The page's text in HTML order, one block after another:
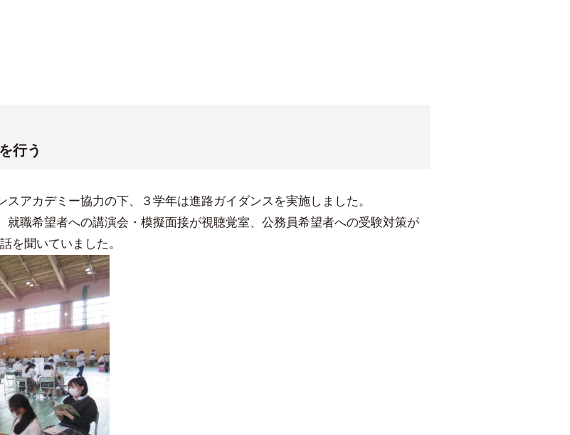
行う
アカデミー協力の下、３学年は進路ガイダンスを実施しました。
職希望者への講演会・模擬面接が視聴覚室、公務員希望者への受験対策が
を聞いていました。